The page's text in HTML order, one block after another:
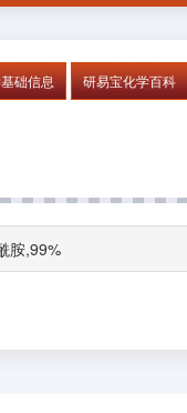
础信息 研易宝化学百科
胺,99%